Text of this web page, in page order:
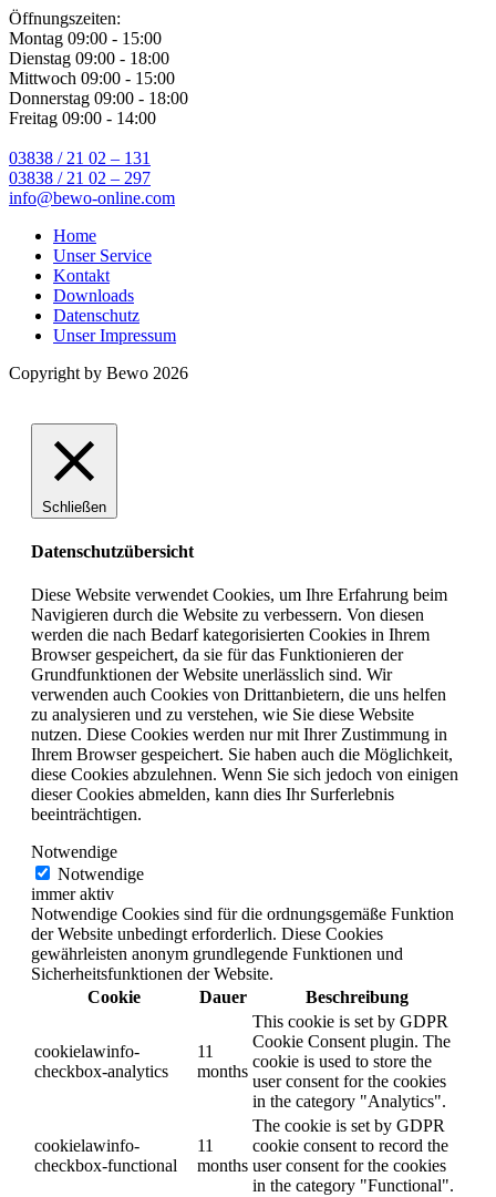
Öffnungszeiten:
Montag 09:00 - 15:00
Dienstag 09:00 - 18:00
Mittwoch 09:00 - 15:00
Donnerstag 09:00 - 18:00
Freitag 09:00 - 14:00
03838 / 21 02 – 131
03838 / 21 02 – 297
info@bewo-online.com
Home
Unser Service
Kontakt
Downloads
Datenschutz
Unser Impressum
Copyright by Bewo 2026
Schließen
Datenschutzübersicht
Diese Website verwendet Cookies, um Ihre Erfahrung beim
Navigieren durch die Website zu verbessern. Von diesen
werden die nach Bedarf kategorisierten Cookies in Ihrem
Browser gespeichert, da sie für das Funktionieren der
Grundfunktionen der Website unerlässlich sind. Wir
verwenden auch Cookies von Drittanbietern, die uns helfen
zu analysieren und zu verstehen, wie Sie diese Website
nutzen. Diese Cookies werden nur mit Ihrer Zustimmung in
Ihrem Browser gespeichert. Sie haben auch die Möglichkeit,
diese Cookies abzulehnen. Wenn Sie sich jedoch von einigen
dieser Cookies abmelden, kann dies Ihr Surferlebnis
beeinträchtigen.
Notwendige
Notwendige
immer aktiv
Notwendige Cookies sind für die ordnungsgemäße Funktion
der Website unbedingt erforderlich. Diese Cookies
gewährleisten anonym grundlegende Funktionen und
Sicherheitsfunktionen der Website.
Cookie
Dauer Beschreibung
cookielawinfo-
checkbox-analytics
11
months
This cookie is set by GDPR
Cookie Consent plugin. The
cookie is used to store the
user consent for the cookies
in the category "Analytics".
cookielawinfo-
checkbox-functional
11
months
The cookie is set by GDPR
cookie consent to record the
user consent for the cookies
in the category "Functional".